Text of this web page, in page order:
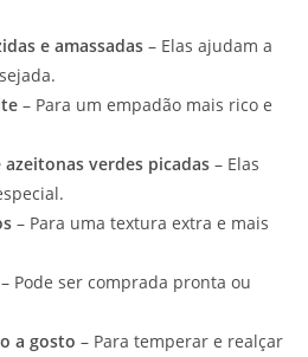
e amassadas – Elas ajudam a
– Para um empadão mais rico e
verdes picadas – Elas
– Para uma textura extra e mais
– Pode ser comprada pronta ou
a gosto – Para temperar e realçar